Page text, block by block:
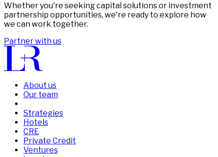
Whether you're seeking capital solutions or investment
partnership opportunities, we're ready to explore how
we can work together.
Partner with us
About us
Our team
Strategies
Hotels
CRE
Private Credit
Ventures